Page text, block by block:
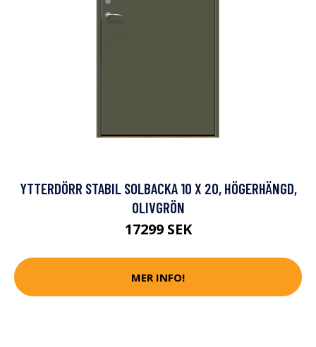
YTTERDÖRR STABIL SOLBACKA 10 X 20, HÖGERHÄNGD,
OLIVGRÖN
17299 SEK
MER INFO!